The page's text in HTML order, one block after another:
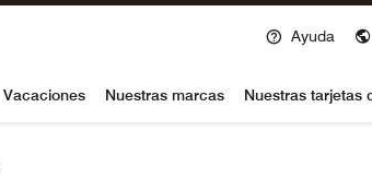
Ayuda
Vacaciones Nuestras marcas Nuestras tarjetas